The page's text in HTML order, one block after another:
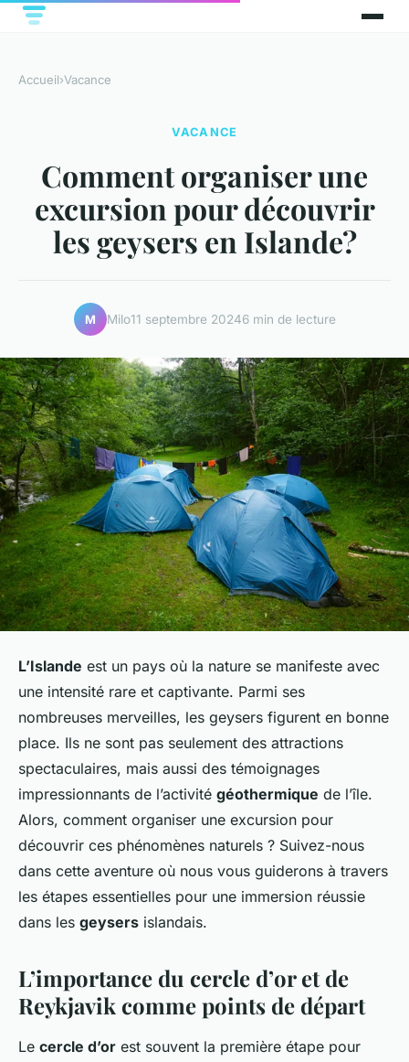
Accueil›Vacance
VACANCE
Comment organiser une
excursion pour découvrir
les geysers en Islande?
M Milo11 septembre 20246 min de lecture
L’Islande est un pays où la nature se manifeste avec
une intensité rare et captivante. Parmi ses
nombreuses merveilles, les geysers figurent en bonne
place. Ils ne sont pas seulement des attractions
spectaculaires, mais aussi des témoignages
impressionnants de l’activité géothermique de l’île.
Alors, comment organiser une excursion pour
découvrir ces phénomènes naturels ? Suivez-nous
dans cette aventure où nous vous guiderons à travers
les étapes essentielles pour une immersion réussie
dans les geysers islandais.
L’importance du cercle d’or et de
Reykjavik comme points de départ
Le cercle d’or est souvent la première étape pour